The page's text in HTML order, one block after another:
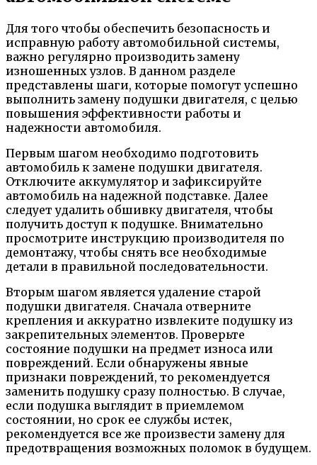
Для того чтобы обеспечить безопасность и
исправную работу автомобильной системы,
важно регулярно производить замену
изношенных узлов. В данном разделе
представлены шаги, которые помогут успешно
выполнить замену подушки двигателя, с целью
повышения эффективности работы и
надежности автомобиля.
Первым шагом необходимо подготовить
автомобиль к замене подушки двигателя.
Отключите аккумулятор и зафиксируйте
автомобиль на надежной подставке. Далее
следует удалить обшивку двигателя, чтобы
получить доступ к подушке. Внимательно
просмотрите инструкцию производителя по
демонтажу, чтобы снять все необходимые
детали в правильной последовательности.
Вторым шагом является удаление старой
подушки двигателя. Сначала отверните
крепления и аккуратно извлеките подушку из
закрепительных элементов. Проверьте
состояние подушки на предмет износа или
повреждений. Если обнаружены явные
признаки повреждений, то рекомендуется
заменить подушку сразу полностью. В случае,
если подушка выглядит в приемлемом
состоянии, но срок ее службы истек,
рекомендуется все же произвести замену для
предотвращения возможных поломок в будущем.